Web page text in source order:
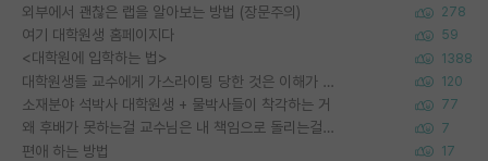
외부에서 괜찮은 랩을 알아보는 방법 (장문주의) 278
여기 대학원생 홈페이지다 59
<대학원에 입학하는 법> 1388
대학원생들 교수에게 가스라이팅 당한 것은 이해가 갑니다. 안타깝네요. 120
소재분야 석박사 대학원생 + 물박사들이 착각하는 거 77
왜 후배가 못하는걸 교수님은 내 책임으로 돌리는걸까요? 7
편애 하는 방법 17